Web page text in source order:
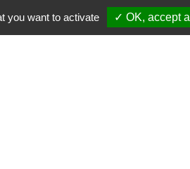
you want to activate ✓ OK, accept all